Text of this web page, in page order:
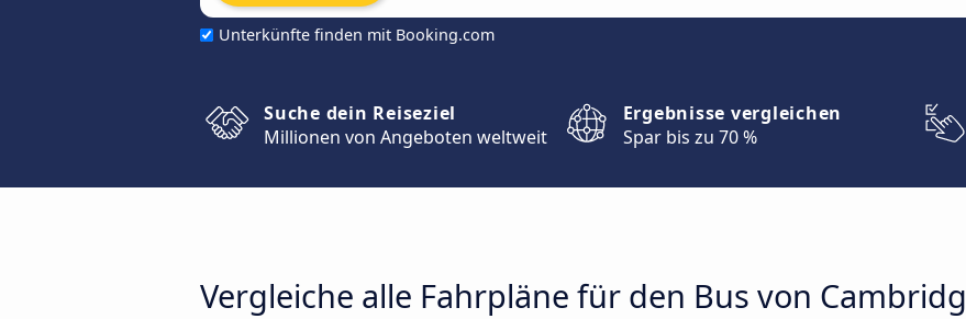
Unterkünfte finden mit Booking.com
Suche dein Reiseziel
Millionen von Angeboten weltweit
Ergebnisse vergleichen
Spar bis zu 70 %
Vergleiche alle Fahrpläne für den Bus von